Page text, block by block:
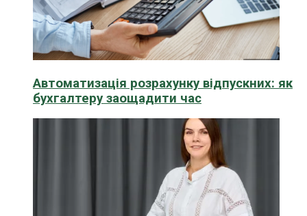
Автоматизація розрахунку відпускних: як
бухгалтеру заощадити час